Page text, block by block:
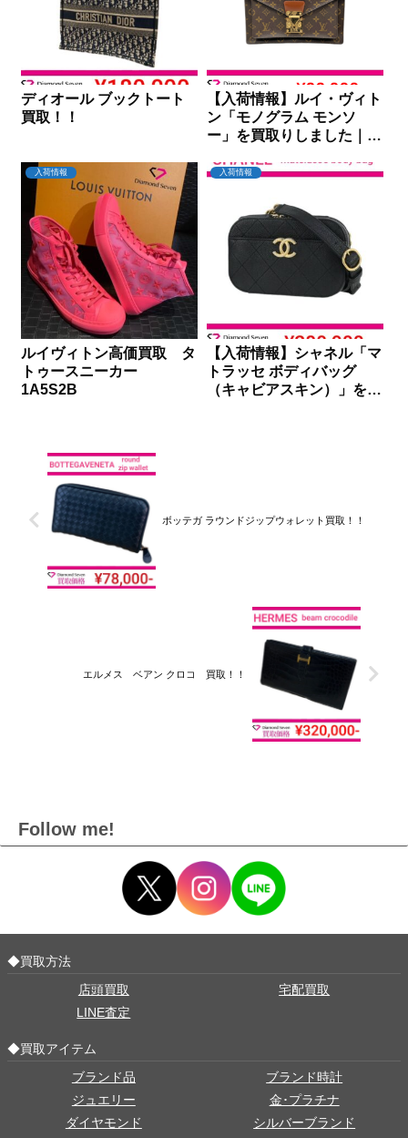
ディオール ブックトート
買取！！
【入荷情報】ルイ・ヴィト
ン「モノグラム モンソ
ー」を買取りしました｜ダ
入荷情報
ルイヴィトン高価買取 タ
トゥースニーカー
1A5S2B
入荷情報
【入荷情報】シャネル「マ
トラッセ ボディバッグ
（キャビアスキン）」を買
ボッテガ ラウンドジップウォレット買取！！
エルメス ベアン クロコ 買取！！
Follow me!
◆買取方法
店頭買取
宅配買取
LINE査定
◆買取アイテム
ブランド品
ブランド時計
ジュエリー
金･プラチナ
ダイヤモンド
シルバーブランド